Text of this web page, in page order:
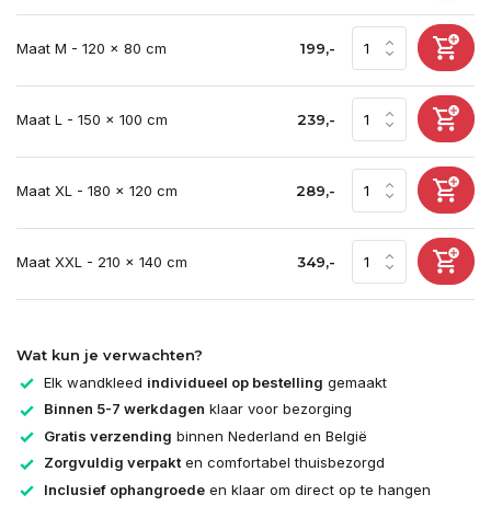
Maat M - 120 x 80 cm 199,-
Maat L - 150 x 100 cm 239,-
Maat XL - 180 x 120 cm 289,-
Maat XXL - 210 x 140 cm 349,-
Wat kun je verwachten?
Elk wandkleed individueel op bestelling gemaakt
Binnen 5-7 werkdagen klaar voor bezorging
Gratis verzending binnen Nederland en België
Zorgvuldig verpakten comfortabel thuisbezorgd
Inclusief ophangroede en klaar om direct op te hangen